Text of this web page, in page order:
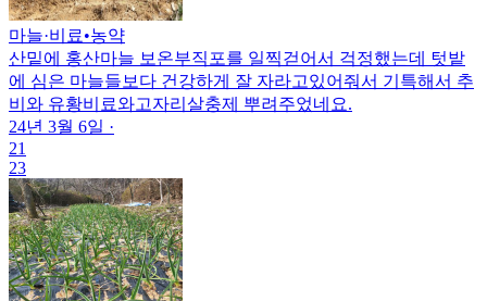
마늘·비료•농약
산밑에 홍산마늘 보온부직포를 일찍걷어서 걱정했는데 텃밭
에 심은 마늘들보다 건강하게 잘 자라고있어줘서 기특해서 추
비와 유황비료와고자리살충제 뿌려주었네요.
24년 3월 6일 ·
21
23